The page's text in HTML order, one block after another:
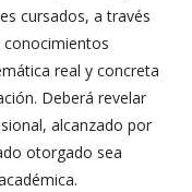
cursados, a través
conocimientos
real y concreta
Deberá revelar
alcanzado por
otorgado sea